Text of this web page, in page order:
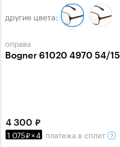
оправа
Bogner 61020 4970 54/15
другие цвета:
4 300
1 075 ×4 платежа в сплит